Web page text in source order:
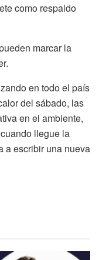
como respaldo
marcar la
en todo el país
del sábado, las
en el ambiente,
llegue la
a escribir una nueva